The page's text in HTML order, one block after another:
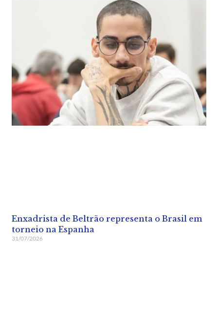
Enxadrista de Beltrão representa o Brasil em
torneio na Espanha
31/07/2026